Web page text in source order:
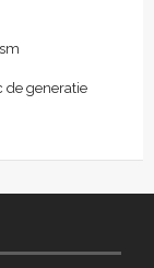
de generatie